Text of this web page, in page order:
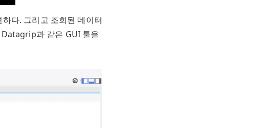
다. 그리고 조회된 데이터
과 같은 GUI 툴을